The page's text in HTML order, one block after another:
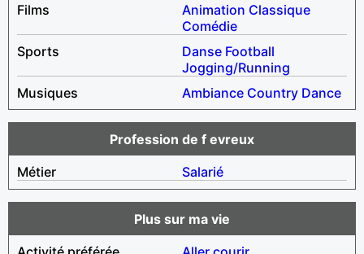
Films
Animation Classique
Comédie
Sports
Danse Football
Jogging/Running
Musiques
Ambiance Country Dance
Profession de f evreux
Métier
Salarié
Plus sur ma vie